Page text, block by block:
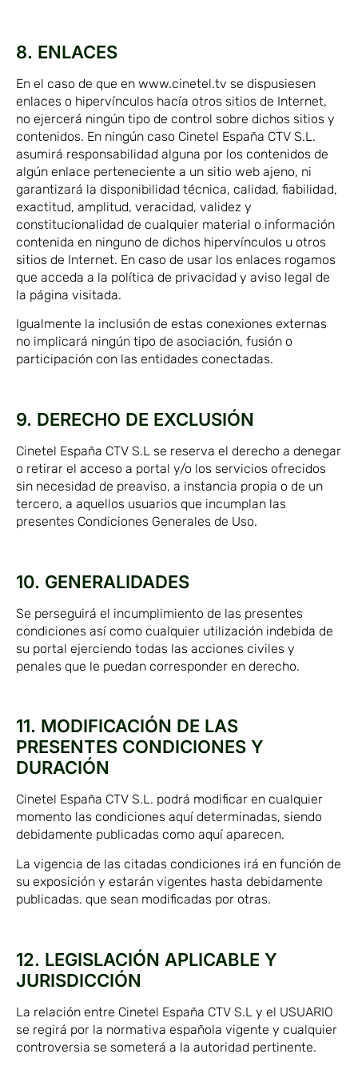
8. ENLACES
En el caso de que en www.cinetel.tv se dispusiesen
enlaces o hipervínculos hacía otros sitios de Internet,
no ejercerá ningún tipo de control sobre dichos sitios y
contenidos. En ningún caso Cinetel España CTV S.L.
asumirá responsabilidad alguna por los contenidos de
algún enlace perteneciente a un sitio web ajeno, ni
garantizará la disponibilidad técnica, calidad, fiabilidad,
exactitud, amplitud, veracidad, validez y
constitucionalidad de cualquier material o información
contenida en ninguno de dichos hipervínculos u otros
sitios de Internet. En caso de usar los enlaces rogamos
que acceda a la política de privacidad y aviso legal de
la página visitada.
Igualmente la inclusión de estas conexiones externas
no implicará ningún tipo de asociación, fusión o
participación con las entidades conectadas.
9. DERECHO DE EXCLUSIÓN
Cinetel España CTV S.L se reserva el derecho a denegar
o retirar el acceso a portal y/o los servicios ofrecidos
sin necesidad de preaviso, a instancia propia o de un
tercero, a aquellos usuarios que incumplan las
presentes Condiciones Generales de Uso.
10. GENERALIDADES
Se perseguirá el incumplimiento de las presentes
condiciones así como cualquier utilización indebida de
su portal ejerciendo todas las acciones civiles y
penales que le puedan corresponder en derecho.
11. MODIFICACIÓN DE LAS
PRESENTES CONDICIONES Y
DURACIÓN
Cinetel España CTV S.L. podrá modificar en cualquier
momento las condiciones aquí determinadas, siendo
debidamente publicadas como aquí aparecen.
La vigencia de las citadas condiciones irá en función de
su exposición y estarán vigentes hasta debidamente
publicadas. que sean modificadas por otras.
12. LEGISLACIÓN APLICABLE Y
JURISDICCIÓN
La relación entre Cinetel España CTV S.L y el USUARIO
se regirá por la normativa española vigente y cualquier
controversia se someterá a la autoridad pertinente.